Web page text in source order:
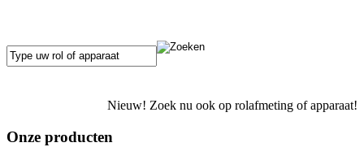
Nieuw! Zoek nu ook op rolafmeting of apparaat!
Onze producten